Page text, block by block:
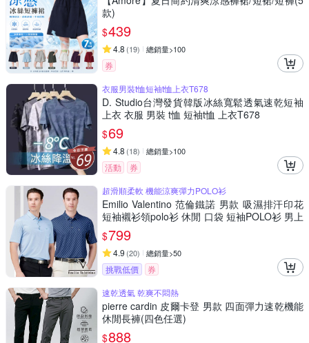
款)
$439
4.8 (19) 總銷量>100
券
衣服男裝t恤短袖t恤上衣T678
D. Studio台灣發貨韓版冰絲寬鬆透氣速乾短袖
上衣 衣服 男裝 t恤 短袖t恤 上衣T678
$69
4.8 (18) 總銷量>100
活動
券
超滑順柔軟 機能涼爽彈力POLO衫
Emilio Valentino 范倫鐵諾 男款 吸濕排汗印花
短袖襯衫領polo衫 休閒 口袋 短袖POLO衫 男上
衣 七夕 情人節 送禮 (多款選)
$799
4.9 (20) 總銷量>50
挑戰低價
券
速乾透氣 乾爽不悶熱
pierre cardin 皮爾卡登 男款 四面彈力速乾機能
休閒長褲(四色任選)
$888